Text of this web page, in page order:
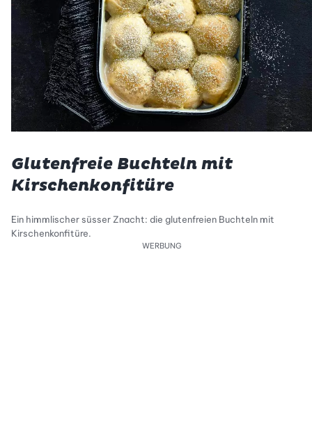
Glutenfreie Buchteln mit
Kirschenkonfitüre
Ein himmlischer süsser Znacht: die glutenfreien Buchteln mit
Kirschenkonfitüre.
WERBUNG